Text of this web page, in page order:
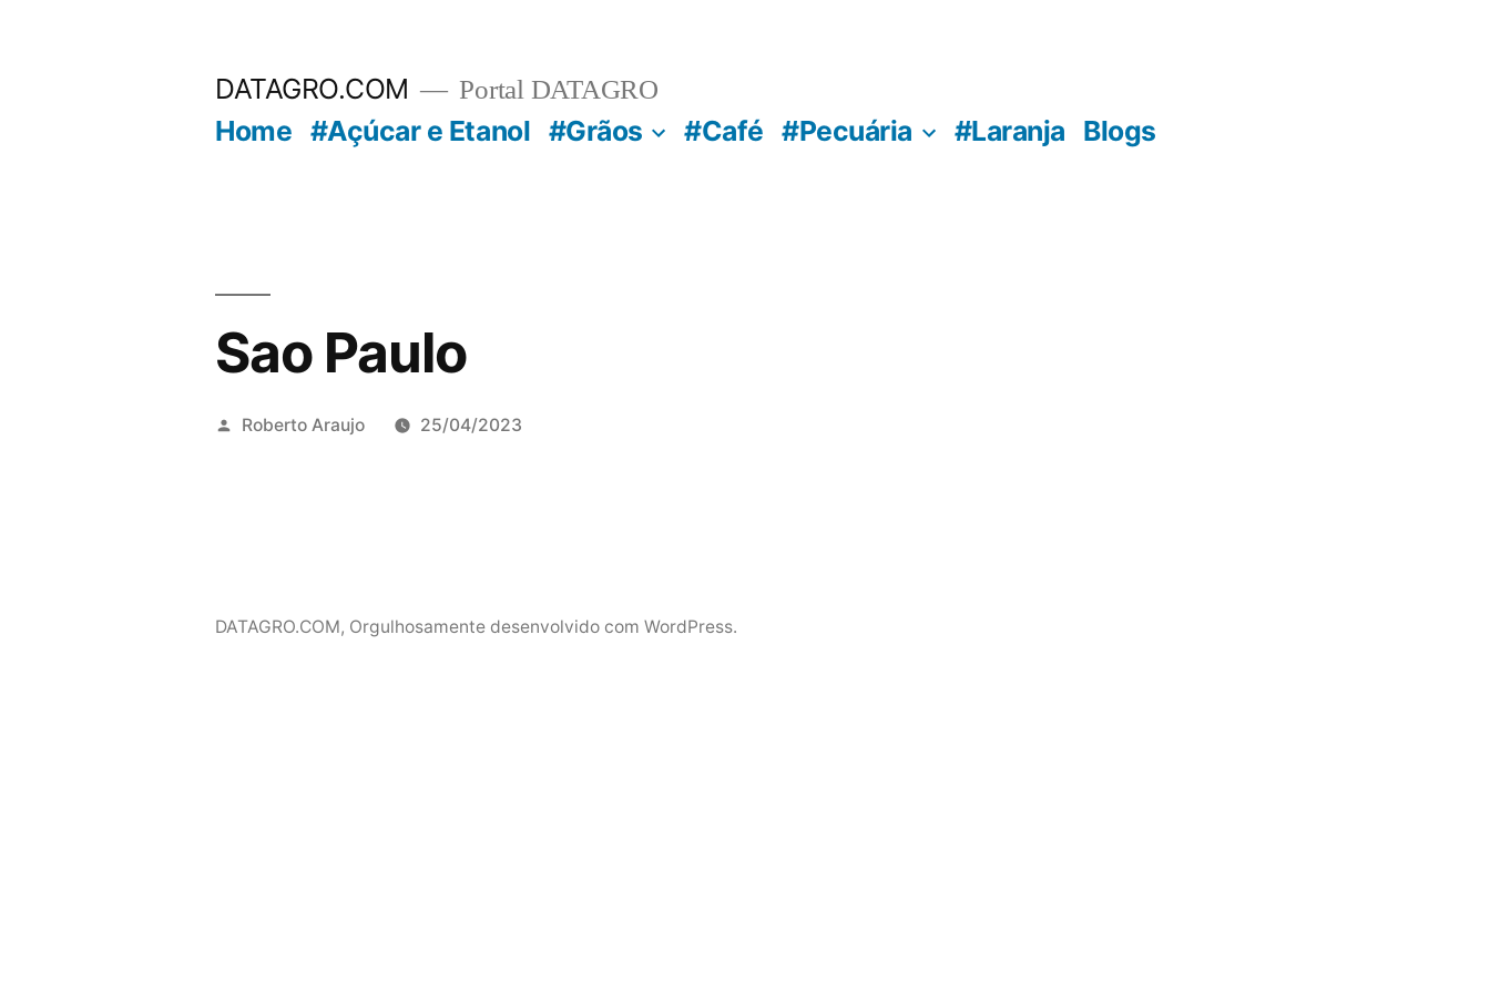
DATAGRO.COM Portal DATAGRO
Home #Açúcar e Etanol #Grãos #Café #Pecuária #Laranja Blogs
Sao Paulo
Publicado
Roberto Araujo 25/04/2023
DATAGRO.COM, Orgulhosamente desenvolvido com WordPress.